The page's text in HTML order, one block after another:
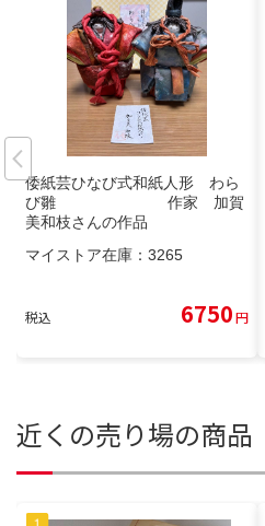
倭紙芸ひなび式和紙人形 わら
び雛 作家 加賀
美和枝さんの作品
マイストア在庫： 3265
税込 6750円
近くの売り場の商品